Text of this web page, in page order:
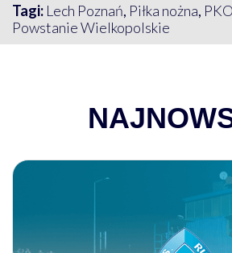
Tagi: Lech Poznań, Piłka nożna,
Powstanie Wielkopolskie